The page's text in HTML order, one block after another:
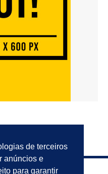
de terceiros
anúncios e
para garantir